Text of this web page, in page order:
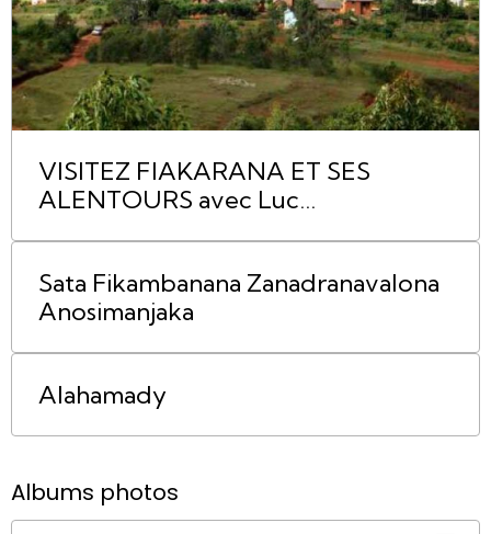
VISITEZ FIAKARANA ET SES
ALENTOURS avec Luc
Sata Fikambanana Zanadranavalona
Anosimanjaka
Alahamady
Albums photos